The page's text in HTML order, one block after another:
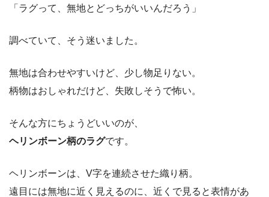
「ラグって、無地とどっちがいいんだろう」
調べていて、そう迷いました。
無地は合わせやすいけど、少し物足りない。
柄物はおしゃれだけど、失敗しそうで怖い。
そんな方にちょうどいいのが、
ヘリンボーン柄のラグです。
ヘリンボーンは、V字を連続させた織り柄。
遠目には無地に近く見えるのに、近くで見ると表情があ